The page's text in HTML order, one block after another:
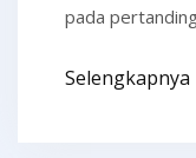
pada
Selengkapnya